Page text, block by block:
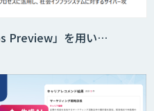
Preview」を用い…